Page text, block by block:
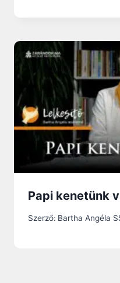
Papi kenetünk
Szerző: Bartha Angéla